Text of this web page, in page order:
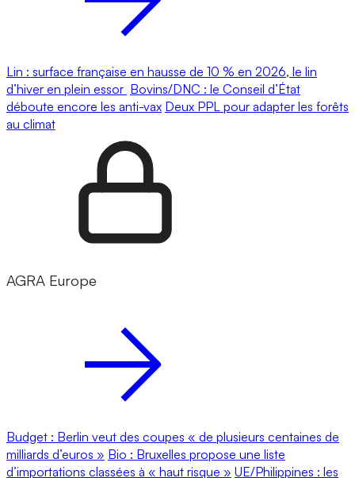
Lin : surface française en hausse de 10 % en 2026, le lin
d’hiver en plein essor Bovins/DNC : le Conseil d’État
déboute encore les anti-vax Deux PPL pour adapter les forêts
au climat
AGRA Europe
Budget : Berlin veut des coupes « de plusieurs centaines de
milliards d’euros » Bio : Bruxelles propose une liste
d’importations classées à « haut risque » UE/Philippines : les